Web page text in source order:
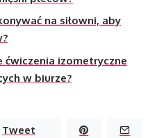
na siłowni, aby
ćwiczenia izometryczne
w biurze?
Tweet